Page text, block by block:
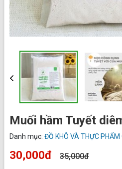
Muối hầm Tuyết
Danh mục: ĐỒ KHÔ VÀ THỰC PHẨM
30,000đ 35,000đ